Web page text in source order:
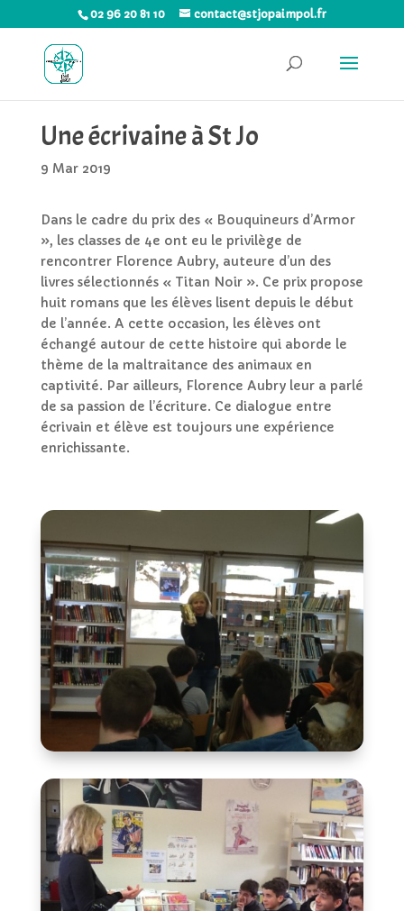
02 96 20 81 10 contact@stjopaimpol.fr
Une écrivaine à St Jo
9 Mar 2019
Dans le cadre du prix des « Bouquineurs d’Armor
», les classes de 4e ont eu le privilège de
rencontrer Florence Aubry, auteure d’un des
livres sélectionnés « Titan Noir ». Ce prix propose
huit romans que les élèves lisent depuis le début
de l’année. A cette occasion, les élèves ont
échangé autour de cette histoire qui aborde le
thème de la maltraitance des animaux en
captivité. Par ailleurs, Florence Aubry leur a parlé
de sa passion de l’écriture. Ce dialogue entre
écrivain et élève est toujours une expérience
enrichissante.